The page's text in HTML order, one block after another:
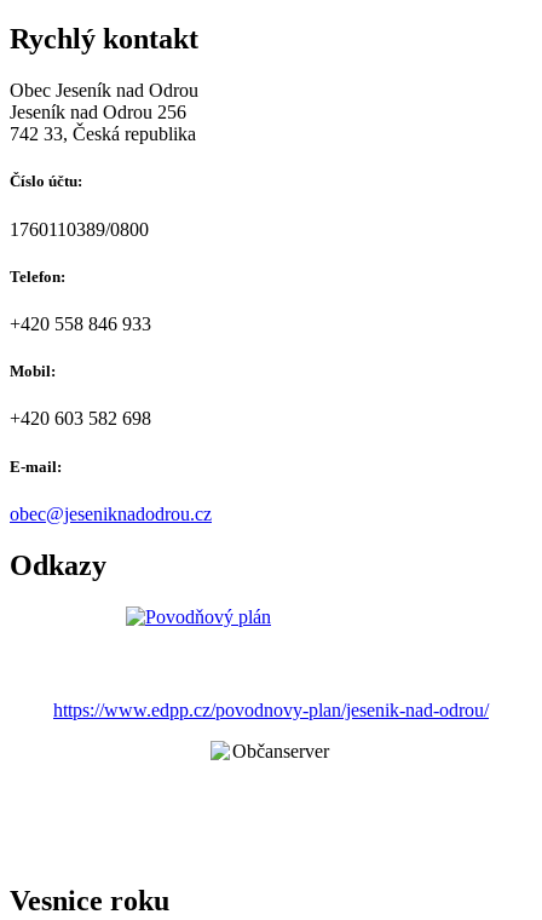
Rychlý kontakt
Obec Jeseník nad Odrou
Jeseník nad Odrou 256
742 33, Česká republika
Číslo účtu:
1760110389/0800
Telefon:
+420 558 846 933
Mobil:
+420 603 582 698
E-mail:
obec@jeseniknadodrou.cz
Odkazy
https://www.edpp.cz/povodnovy-plan/jesenik-nad-odrou/
Vesnice roku